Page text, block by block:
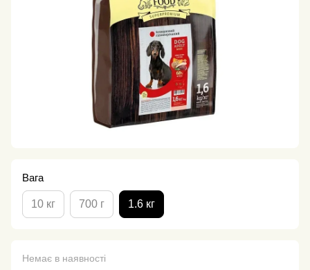
Вага
10 кг 700 г 1.6 кг
Немає в наявності